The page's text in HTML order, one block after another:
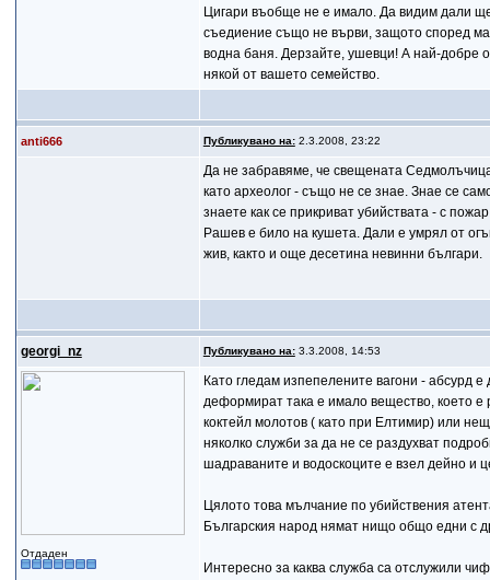
Цигари въобще не е имало. Да видим дали
съедиение също не върви, защото според
водна баня. Дерзайте, ушевци! А най-добре
някой от вашето семейство.
anti666 Публикувано на:2.3.2008, 23:22
Да не забравяме, че свещената
като археолог - също не се знае. Знае се
знаете как се прикриват убийствата - с
Рашев е било на кушета. Дали е умрял от
жив, както и още десетина невинни българи.
gеorgi_nz Публикувано на:3.3.2008, 14:53
Отдаден
Като гледам изпепелените вагони - абсурд
деформират така е имало вещество, което
коктейл молотов ( като при Елтимир) или
няколко служби за да не се раздухват
шадраваните и водоскоците е взел дейно и
Цялото това мълчание по убийствения
Българския народ нямат нищо общо едни с
Интересно за каква служба са отслужили